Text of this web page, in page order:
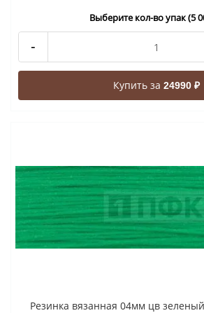
Выберите кол-во упак (5
-
Купить за 24990 ₽
Резинка вязанная 04мм цв